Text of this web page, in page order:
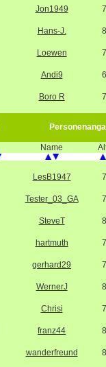
Jon1949
Hans-J.
Loewen
Andi9
Boro R
Name
LesB1947
Tester_03_GA
SteveT
hartmuth
gerhard29
WernerJ
Chrisi
franz44
wanderfreund